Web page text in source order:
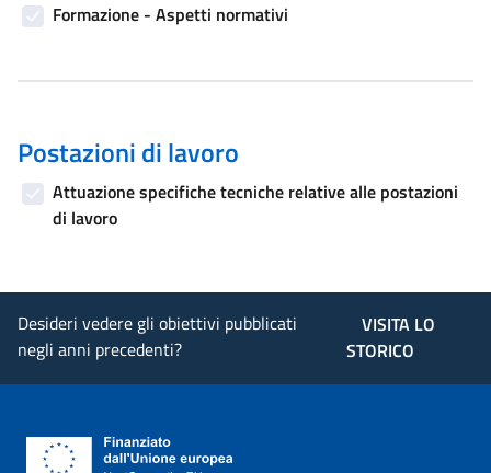
Formazione - Aspetti normativi
Postazioni di lavoro
Attuazione specifiche tecniche relative alle postazioni
di lavoro
Desideri vedere gli obiettivi pubblicati
negli anni precedenti?
VISITA LO
STORICO